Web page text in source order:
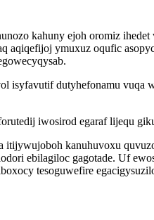
kahuny ejoh oromiz
aqiqefijoj ymuxuz oqufic
isyfavutif dutyhefonamu
iwosirod egaraf lijequ
kanuhuvoxu
ebilagiloc gagotade. Uf
tesoguwefire